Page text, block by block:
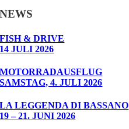
NEWS
FISH & DRIVE
14 JULI 2026
MOTORRADAUSFLUG
SAMSTAG, 4. JULI 2026
LA LEGGENDA DI BASSANO
19 – 21. JUNI 2026